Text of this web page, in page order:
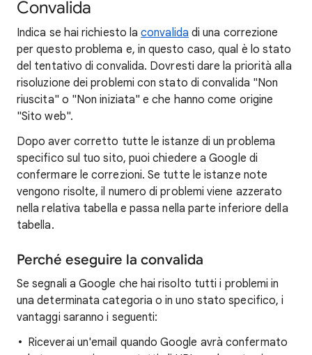
Convalida
Indica se hai richiesto laconvalida di una correzione
per questo problema e, in questo caso, qual è lo stato
del tentativo di convalida. Dovresti dare la priorità alla
risoluzione dei problemi con stato di convalida "Non
riuscita" o "Non iniziata" e che hanno come origine
"Sito web".
Dopo aver corretto tutte le istanze di un problema
specifico sul tuo sito, puoi chiedere a Google di
confermare le correzioni. Se tutte le istanze note
vengono risolte, il numero di problemi viene azzerato
nella relativa tabella e passa nella parte inferiore della
tabella.
Perché eseguire la convalida
Se segnali a Google che hai risolto tutti i problemi in
una determinata categoria o in uno stato specifico, i
vantaggi saranno i seguenti:
Riceverai un'email quando Google avrà confermato